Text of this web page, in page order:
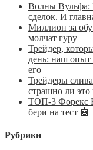
Волны Вульфа:
сделок. И
Миллион за
молчат гуру
Трейдер,
день: наш
его
Трейдеры
страшно ли это
ТОП-3 Форекс
бери на тест 🤖
Рубрики